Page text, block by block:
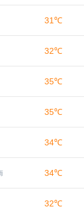
31℃
32℃
35℃
35℃
34℃
34℃
32℃